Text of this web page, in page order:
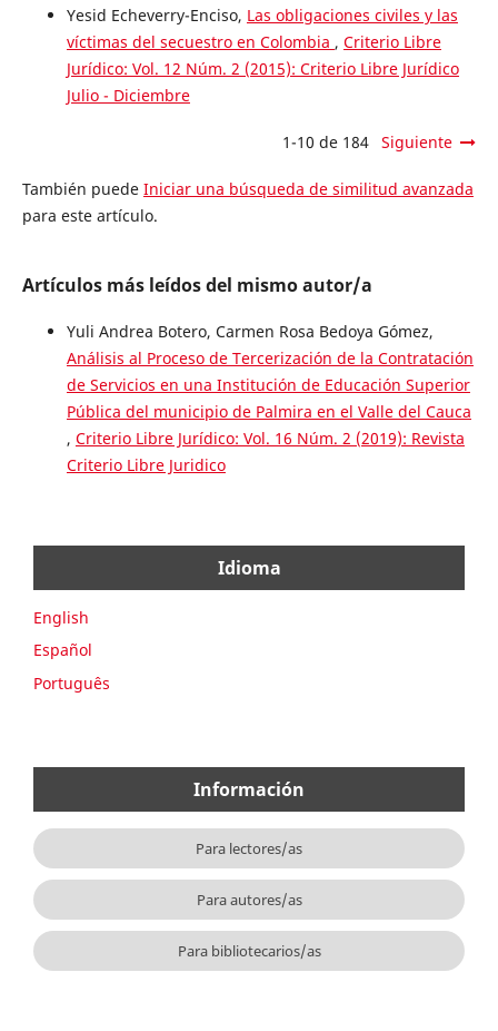
Yesid Echeverry-Enciso, Las obligaciones civiles y las
víctimas del secuestro en Colombia , Criterio Libre
Jurídico: Vol. 12 Núm. 2 (2015): Criterio Libre Jurídico
Julio - Diciembre
1-10 de 184 Siguiente
También puede Iniciar una búsqueda de similitud avanzada
para este artículo.
Artículos más leídos del mismo autor/a
Yuli Andrea Botero, Carmen Rosa Bedoya Gómez,
Análisis al Proceso de Tercerización de la Contratación
de Servicios en una Institución de Educación Superior
Pública del municipio de Palmira en el Valle del Cauca
, Criterio Libre Jurídico: Vol. 16 Núm. 2 (2019): Revista
Criterio Libre Juridico
Idioma
English
Español
Português
Información
Para lectores/as
Para autores/as
Para bibliotecarios/as